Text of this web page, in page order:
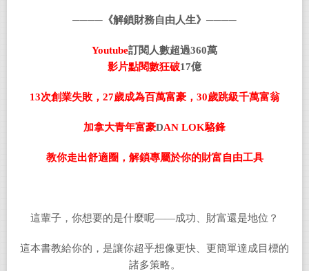
──── 《解鎖財務自由人生》────
Youtube訂閱人數超過360萬
影片點閱數狂破17億
13次創業失敗， 27歲成為百萬富豪， 30歲跳級千萬富翁
加拿大青年富豪DAN LOK駱鋒
教你走出舒適圈，解鎖專屬於你的財富自由工具
這輩子，你想要的是什麼呢——成功、財富還是地位？
這本書教給你的，是讓你超乎想像更快、更簡單達成目標的
諸多策略。